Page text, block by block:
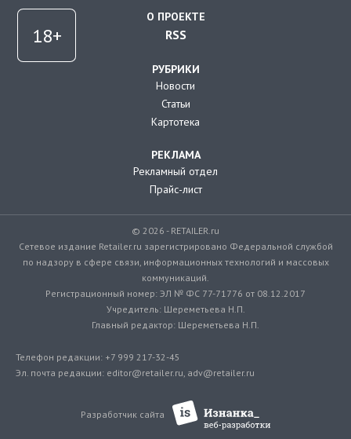
О ПРОЕКТЕ
RSS
РУБРИКИ
Новости
Статьи
Картотека
РЕКЛАМА
Рекламный отдел
Прайс-лист
© 2026 - RETAILER.ru
Сетевое издание Retailer.ru зарегистрировано Федеральной службой
по надзору в сфере связи, информационных технологий и массовых
коммуникаций.
Регистрационный номер: ЭЛ № ФС 77-71776 от 08.12.2017
Учредитель: Шереметьева Н.П.
Главный редактор: Шереметьева Н.П.
Телефон редакции: +7 999 217-32-45
Эл. почта редакции: editor@retailer.ru, adv@retailer.ru
Разработчик сайта